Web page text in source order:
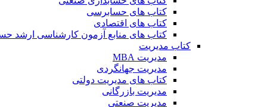
کتاب های حسابرسی
کتاب های اقتصادی
کتاب های منابع آزمون کارشناسی ارشد
کتاب مدیریت
مدیریت MBA
مدیریت جهانگردی
کتاب های مدیریت دولتی
مدیریت بازرگانی
مدیریت صنعتی